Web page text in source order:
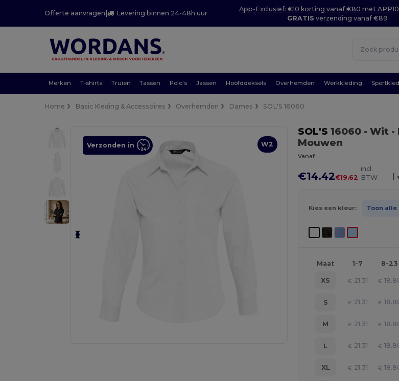
Offerte aanvragen | Levering binnen 24-48h uur
App-Exclusief: €10 korting vanaf €80 met
GRATIS verzending vanaf €89
Merken T-shirts Truien Tassen Polo's Jassen Hoofddeksels Overhemden Werkkleding
Home Basic Kleding & Accessoires Overhemden Dames SOL'S 16060
W2
Verzonden in
SOL'S 16060 - Wit-
Mouwen
Vanaf
€14.42€19.62
incl.
BTW
|
Kies een kleur: Toon alle
Maat 1-7 8-23
XS € 21.31 €
S € 21.31 €
M € 21.31 €
L € 21.31 €
XL € 21.31 €